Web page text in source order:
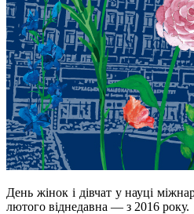
День жінок і дівчат у науці
лютого віднедавна — з 2016 року.